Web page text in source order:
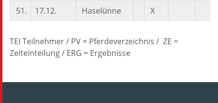
51.
17.12. Haselünne X
TEI Teilnehmer / PV = Pferdeverzeichnis / ZE =
Zeiteinteilung / ERG = Ergebnisse